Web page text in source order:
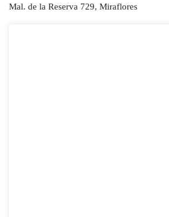
Mal. de la Reserva 729, Miraflores